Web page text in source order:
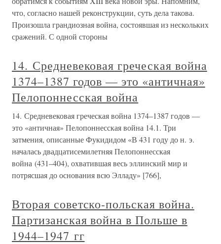
что, согласно нашей реконструкции, суть дела такова.
Произошла грандиозная война, состоявшая из нескольких
сражений. С одной стороны
14. Средневековая греческая война
1374–1387 годов — это «античная»
Пелопоннесская война
14. Средневековая греческая война 1374–1387 годов —
это «античная» Пелопоннесская война 14.1. Три
затмения, описанные Фукидидом «В 431 году до н. э.
началась двадцатисемилетняя Пелопоннесская
война (431–404), охватившая весь эллинский мир и
потрясшая до основания всю Элладу» [766],
Вторая советско-польская война.
Партизанская война в Польше в
1944–1947 гг